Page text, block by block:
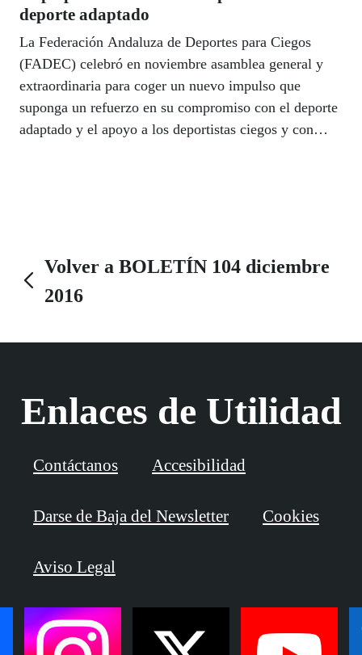
deporte adaptado
La Federación Andaluza de Deportes para Ciegos
(FADEC) celebró en noviembre asamblea general y
extraordinaria para coger un nuevo impulso que
suponga un refuerzo en su compromiso con el deporte
adaptado y el apoyo a los deportistas ciegos y con
club.Volver a BOLETÍN 104 diciembre
2016
Enlaces de Utilidad
Contáctanos Accesibilidad
Darse de Baja del Newsletter Cookies
Aviso Legal